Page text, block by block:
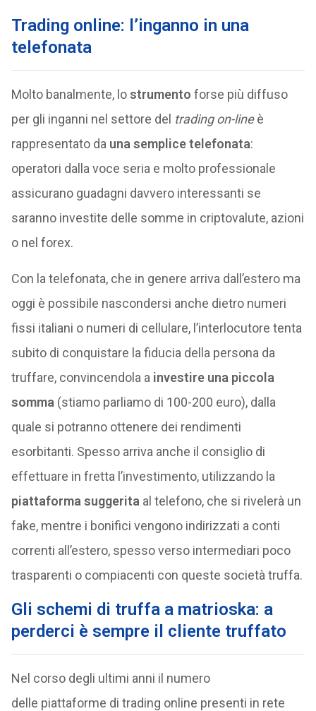
Trading online: l’inganno in una
telefonata
Molto banalmente, lostrumento forse più diffuso
per gli inganni nel settore del trading on-lineè
rappresentato da una semplice telefonata:
operatori dalla voce seria e molto professionale
assicurano guadagni davvero interessanti se
saranno investite delle somme in criptovalute, azioni
o nel forex.
Con la telefonata, che in genere arriva dall’estero ma
oggi è possibile nascondersi anche dietro numeri
fissi italiani o numeri di cellulare, l’interlocutore tenta
subito di conquistare la fiducia della persona da
truffare, convincendola a investire una piccola
somma (stiamo parliamo di 100-200 euro), dalla
quale si potranno ottenere dei rendimenti
esorbitanti. Spesso arriva anche il consiglio di
effettuare in fretta l’investimento, utilizzando la
piattaforma suggerita al telefono, che si rivelerà un
fake, mentre i bonifici vengono indirizzati a conti
correnti all’estero, spesso verso intermediari poco
trasparenti o compiacenti con queste società truffa.
Gli schemi di truffa a matrioska: a
perderci è sempre il cliente truffato
Nel corso degli ultimi anni il numero
delle piattaforme di trading online presenti in rete